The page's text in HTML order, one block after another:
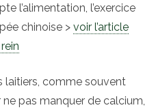
l’alimentation, l’exercice
chinoise > voir l’article
laitiers, comme souvent
pas manquer de calcium,